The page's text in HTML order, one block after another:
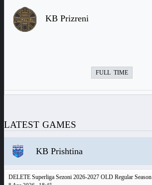
KB Prizreni
FULL TIME
LATEST GAMES
KB Prishtina
DELETE Superliga Sezoni 2026-2027 OLD Regular Season